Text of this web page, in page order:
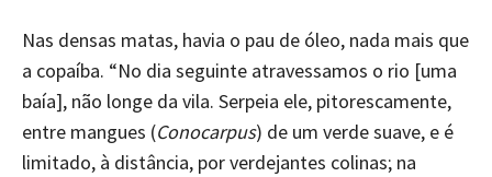
Nas densas matas, havia o pau de óleo, nada mais que
a copaíba. “No dia seguinte atravessamos o rio [uma
baía], não longe da vila. Serpeia ele, pitorescamente,
entre mangues (Conocarpus) de um verde suave, e é
limitado, à distância, por verdejantes colinas; na